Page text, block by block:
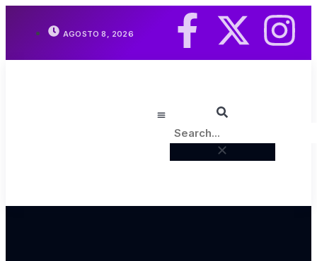
AGOSTO 8, 2026